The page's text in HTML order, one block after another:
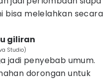
bisa melelahkan secara
giliran
Studio)
jadi penyebab umum.
dorongan untuk